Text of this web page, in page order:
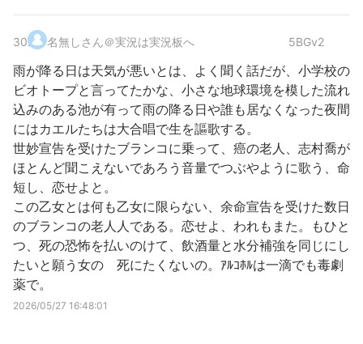
30. 名無しさん＠実況は実況板へ 5BGv2
雨が降る日は天気が悪いとは、よく聞く話だが、小学校の
ビオトープと言ってたかな、小さな地球環境を模した流れ
込みのある池が有って雨の降る日や誰も居なくなった夜間
にはカエルたちは大合唱で生を謳歌する。
世妙宣告を受けたブランコに乗って、癌の老人、志村喬が
ほとんど聞こえないであろう音量でつぶやように歌う、命
短し、恋せよと。
この乙女とは何も乙女に限らない、余命宣告を受けた数日
のブランコの老人人である。恋せよ、われもまた。もひと
つ、死の恐怖を払いのけて、飲酒量と水分補強を同じにし
たいと願う女の 死にたくないの。ｱﾙｺﾎﾙは一滴でも毒劇
薬で。
2026/05/27 16:48:01